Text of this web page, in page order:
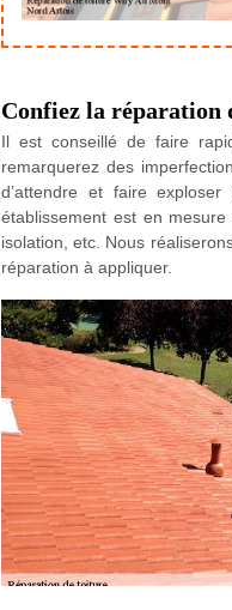
Confiez la réparation
Il est conseillé de faire
remarquerez des
d’attendre et faire
établissement est en
isolation, etc. Nous
réparation à appliquer.